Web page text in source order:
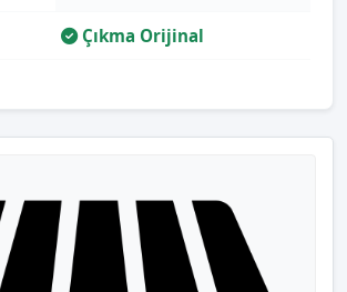
Çıkma Orijinal